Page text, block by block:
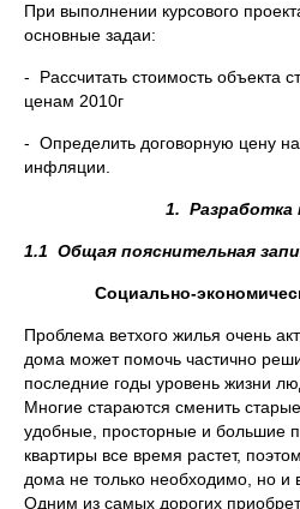
При выполнении курсового
основные задаи:
- Рассчитать стоимость объекта
ценам 2010г
- Определить договорную цену
инфляции.
1. Разработка
1.1 Общая пояснительная
Социально-
Проблема ветхого жилья очень
дома может помочь частично
последние годы уровень жизни
Многие стараются сменить
удобные, просторные и большие
квартиры все время растет,
дома не только необходимо, но и
Одним из самых дорогих